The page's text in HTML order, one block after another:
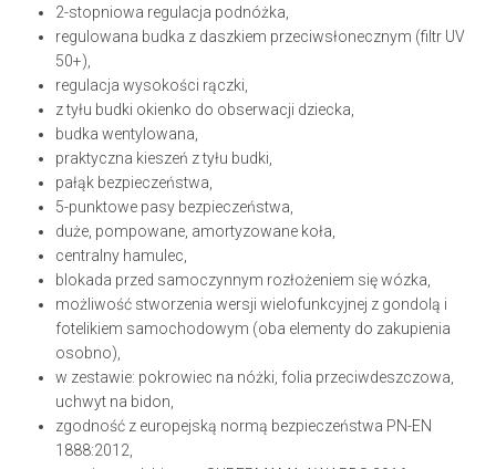
2-stopniowa regulacja podnóżka,
regulowana budka z daszkiem przeciwsłonecznym (filtr UV
50+),
regulacja wysokości rączki,
z tyłu budki okienko do obserwacji dziecka,
budka wentylowana,
praktyczna kieszeń z tyłu budki,
pałąk bezpieczeństwa,
5-punktowe pasy bezpieczeństwa,
duże, pompowane, amortyzowane koła,
centralny hamulec,
blokada przed samoczynnym rozłożeniem się wózka,
możliwość stworzenia wersji wielofunkcyjnej z gondolą i
fotelikiem samochodowym (oba elementy do zakupienia
osobno),
w zestawie: pokrowiec na nóżki, folia przeciwdeszczowa,
uchwyt na bidon,
zgodność z europejską normą bezpieczeństwa PN-EN
1888:2012,